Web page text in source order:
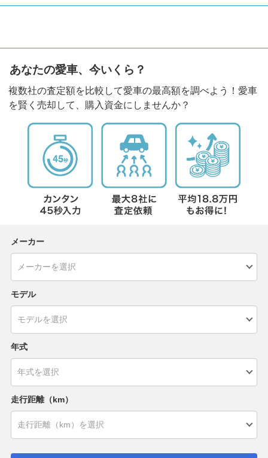
あなたの愛車、今いくら？
複数社の査定額を比較して愛車の最高額を調べよう！愛車
を賢く売却して、購入資金にしませんか？
メーカー
モデル
年式
走行距離（km）